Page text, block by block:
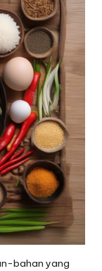
bahan yang